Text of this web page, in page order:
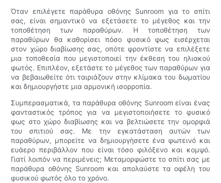
Όταν επιλέγετε παράθυρα οθόνης Sunroom για το σπίτι
σας, είναι σημαντικό να εξετάσετε το μέγεθος και την
τοποθέτηση των παραθύρων. Η τοποθέτηση των
παραθύρων θα καθορίσει πόσο φυσικό φως εισέρχεται
στον χώρο διαβίωσης σας, οπότε φροντίστε να επιλέξετε
μια τοποθεσία που μεγιστοποιεί την έκθεση του ηλιακού
φωτός. Επιπλέον, εξετάστε το μέγεθος των παραθύρων για
να βεβαιωθείτε ότι ταιριάζουν στην κλίμακα του δωματίου
και δημιουργήστε μια αρμονική ισορροπία.
Συμπερασματικά, τα παράθυρα οθόνης Sunroom είναι ένας
φανταστικός τρόπος για να μεγιστοποιήσετε το φυσικό
φως στο χώρο διαβίωσης και να βελτιώσετε την ομορφιά
του σπιτιού σας. Με την εγκατάσταση αυτών των
παραθύρων, μπορείτε να δημιουργήσετε ένα φωτεινό και
ευάερο περιβάλλον που είναι τόσο φιλόξενο και κομψό.
Γιατί λοιπόν να περιμένεις; Μεταμορφώστε το σπίτι σας με
παράθυρα οθόνης Sunroom και απολαύστε τα οφέλη του
φυσικού φωτός όλο το χρόνο.